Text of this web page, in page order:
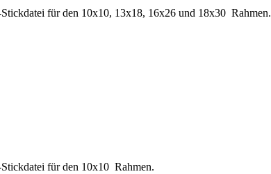
für den 10x10, 13x18, 16x26 und 18x30 Rahmen.
für den 10x10 Rahmen.